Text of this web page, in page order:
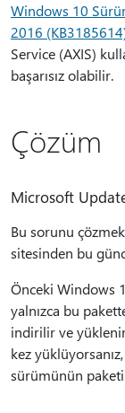
Windows 10
2016
Service (AXIS)
başarısız olabilir.
Çözüm
Microsoft
Bu sorunu
sitesinden bu
Önceki Windows
yalnızca bu
indirilir ve
kez
sürümünün